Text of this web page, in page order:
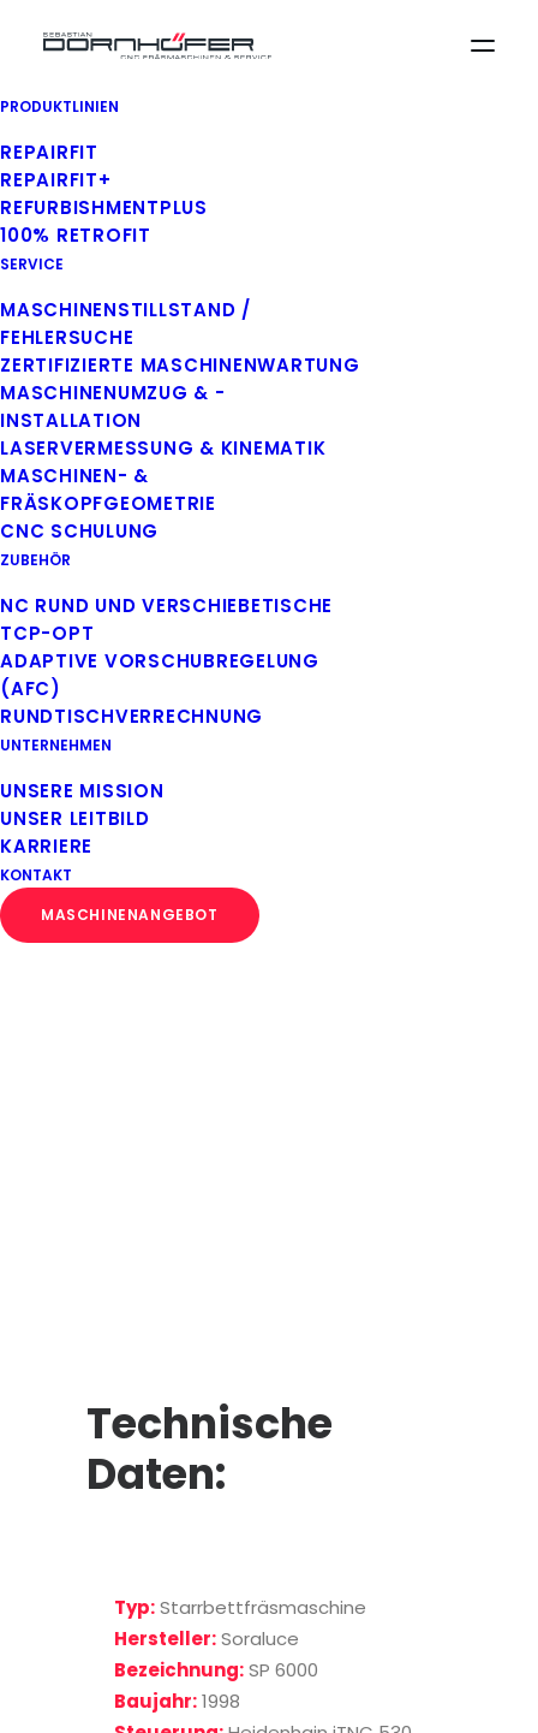
PRODUKTLINIEN
REPAIRFIT
REPAIRFIT+
REFURBISHMENTPLUS
100% RETROFIT
SERVICE
MASCHINENSTILLSTAND /
FEHLERSUCHE
ZERTIFIZIERTE MASCHINENWARTUNG
MASCHINENUMZUG & -
INSTALLATION
LASERVERMESSUNG & KINEMATIK
MASCHINEN- &
FRÄSKOPFGEOMETRIE
CNC SCHULUNG
ZUBEHÖR
NC RUND UND VERSCHIEBETISCHE
TCP-OPT
ADAPTIVE VORSCHUBREGELUNG
(AFC)
RUNDTISCHVERRECHNUNG
UNTERNEHMEN
UNSERE MISSION
UNSER LEITBILD
KARRIERE
KONTAKT
MASCHINENANGEBOT
RETROFIT-
ANGEBOT:
„SORALUCE SP
6000“
Schieben Sie den Regler in der Mitte des
Bildes von links nach rechts!
Technische
Daten:
Typ:Starrbettfräsmaschine
Hersteller:Soraluce
Bezeichnung:SP 6000
Baujahr:1998